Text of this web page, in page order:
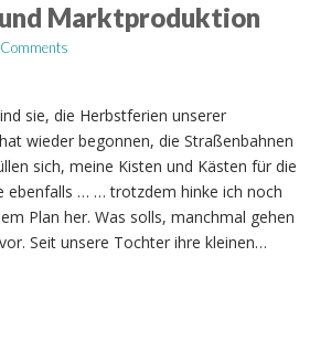
Marktproduktion
sie, die Herbstferien unserer
wieder begonnen, die Straßenbahnen
sich, meine Kisten und Kästen für die
ebenfalls … … trotzdem hinke ich noch
Plan her. Was solls, manchmal gehen
Seit unsere Tochter ihre kleinen…